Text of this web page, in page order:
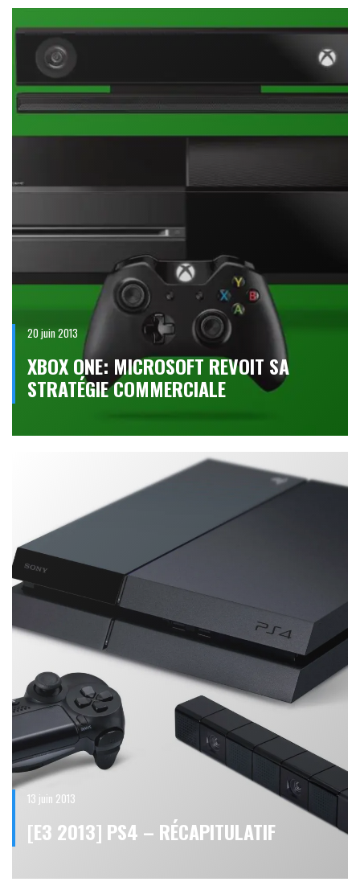
20 juin 2013
XBOX ONE: MICROSOFT REVOIT SA
STRATÉGIE COMMERCIALE
13 juin 2013
[E3 2013] PS4 – RÉCAPITULATIF